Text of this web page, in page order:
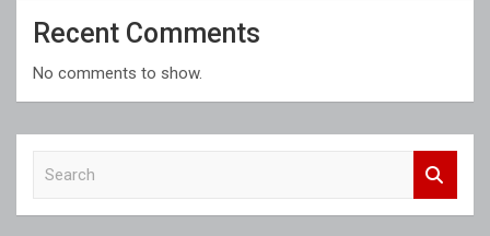
Recent Comments
No comments to show.